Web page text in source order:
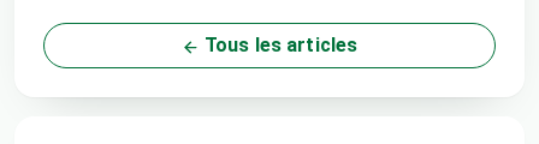
Tous les articles